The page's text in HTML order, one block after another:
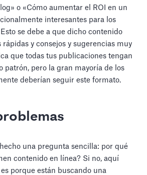
o «Cómo aumentar el ROI en un
interesantes para los
se debe a que dicho contenido
rápidas y consejos y sugerencias muy
que todas tus publicaciones tengan
patrón, pero la gran mayoría de los
deberían seguir este formato.
una pregunta sencilla: por qué
contenido en línea? Si no, aquí
porque están buscando una